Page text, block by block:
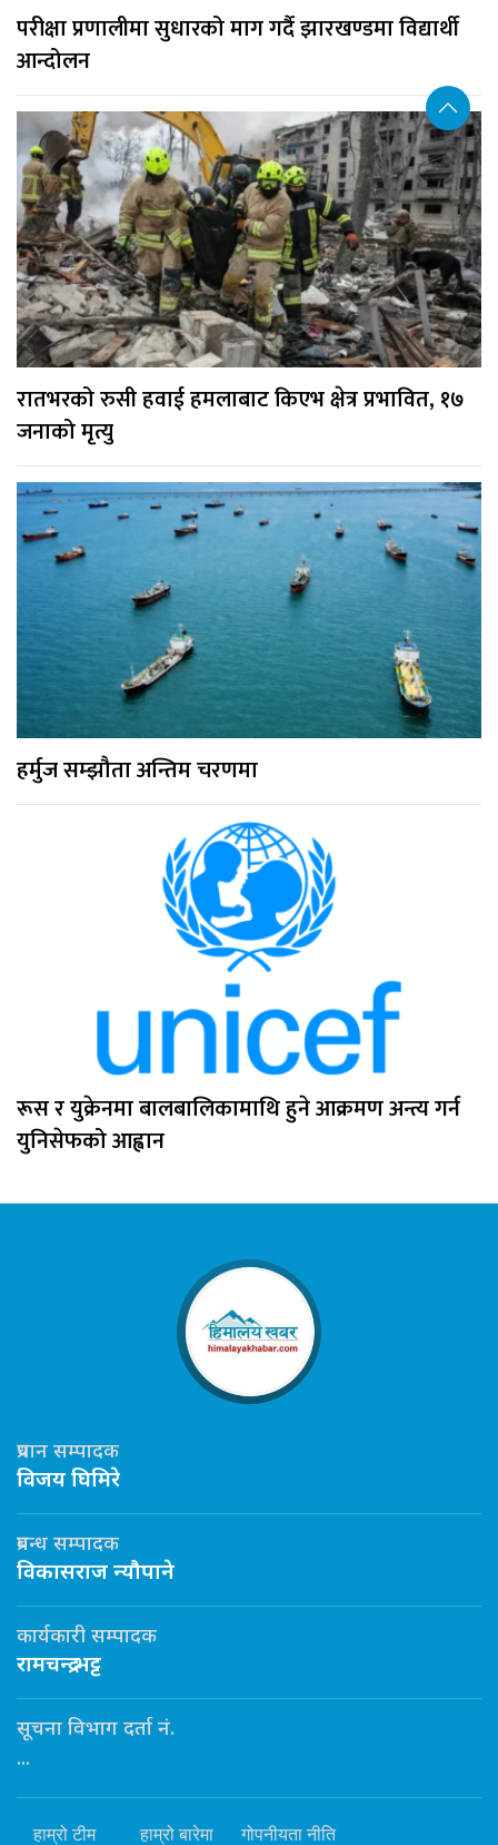
परीक्षा प्रणालीमा सुधारको माग गर्दै झारखण्डमा विद्यार्थी
आन्दोलन
रातभरको रुसी हवाई हमलाबाट किएभ क्षेत्र प्रभावित, १७
जनाको मृत्यु
हर्मुज सम्झौता अन्तिम चरणमा
रूस र युक्रेनमा बालबालिकामाथि हुने आक्रमण अन्त्य गर्न
युनिसेफको आह्वान
प्रधान सम्पादक
विजय घिमिरे
प्रबन्ध सम्पादक
विकासराज न्यौपाने
कार्यकारी सम्पादक
रामचन्द्र भट्ट
सूचना विभाग दर्ता नं.
...
हाम्रो टीम हाम्रो बारेमा गोपनीयता नीति